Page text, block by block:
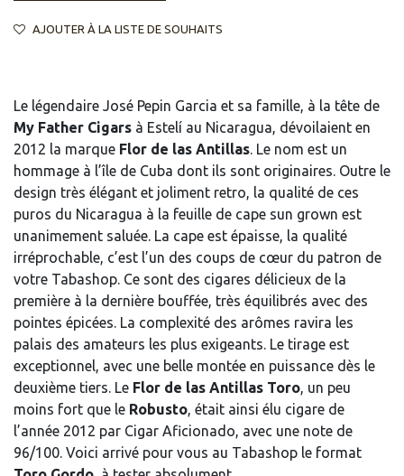
AJOUTER À LA LISTE DE SOUHAITS
Le légendaire José Pepin Garcia et sa famille, à la tête de
My Father Cigars à Estelí au Nicaragua, dévoilaient en
2012 la marque Flor de las Antillas. Le nom est un
hommage à l’île de Cuba dont ils sont originaires. Outre le
design très élégant et joliment retro, la qualité de ces
puros du Nicaragua à la feuille de cape sun grown est
unanimement saluée. La cape est épaisse, la qualité
irréprochable, c’est l’un des coups de cœur du patron de
votre Tabashop. Ce sont des cigares délicieux de la
première à la dernière bouffée, très équilibrés avec des
pointes épicées. La complexité des arômes ravira les
palais des amateurs les plus exigeants. Le tirage est
exceptionnel, avec une belle montée en puissance dès le
deuxième tiers. Le Flor de las Antillas Toro, un peu
moins fort que le Robusto, était ainsi élu cigare de
l’année 2012 par Cigar Aficionado, avec une note de
96/100. Voici arrivé pour vous au Tabashop le format